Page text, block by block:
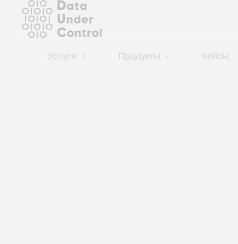
Услуги Продукты Кейсы